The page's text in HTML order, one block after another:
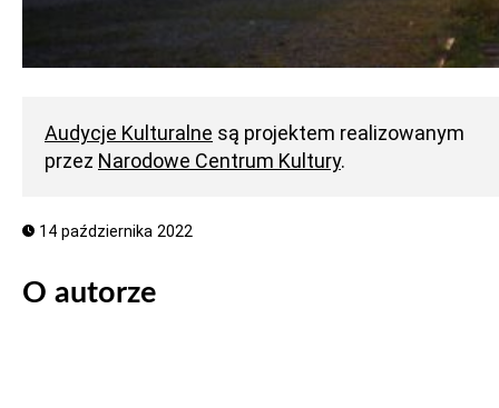
Audycje Kulturalne są projektem realizowanym
przez Narodowe Centrum Kultury.
14 października 2022
O autorze